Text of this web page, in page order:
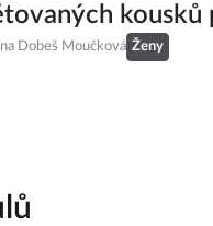
Dobeš Moučková Ženy